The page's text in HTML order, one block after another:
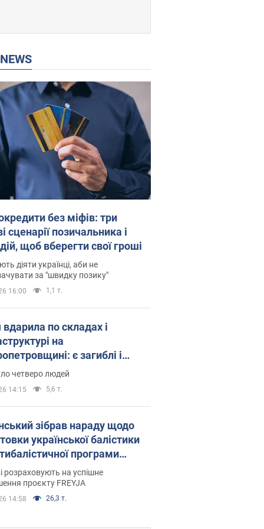
NEWS
без міфів: три
сценарії позичальника і
щоб вберегти свої гроші
діяти українці, аби не
за "швидку позику"
16:00 1,1 т.
вдарила по складах і
на
є загиблі і
Фото
четверо людей
14:15 5,6 т.
зібрав нараду щодо
української балістики
які рішення готуються
розраховують на успішне
проєкту FREYJA
14:58 26,3 т.